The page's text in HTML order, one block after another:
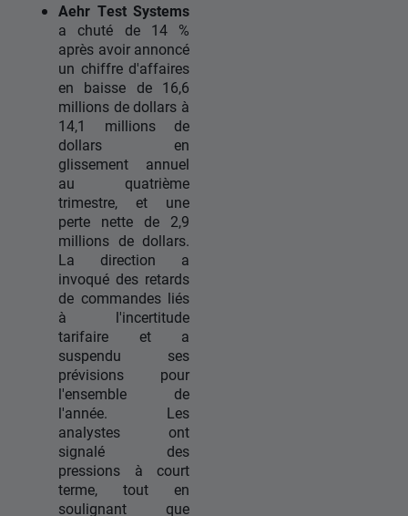
Aehr Test Systems
a chuté de 14 %
après avoir annoncé
un chiffre d'affaires
en baisse de 16,6
millions de dollars à
14,1 millions de
dollars en
glissement annuel
au quatrième
trimestre, et une
perte nette de 2,9
millions de dollars.
La direction a
invoqué des retards
de commandes liés
à l'incertitude
tarifaire et a
suspendu ses
prévisions pour
l'ensemble de
l'année. Les
analystes ont
signalé des
pressions à court
terme, tout en
soulignant que